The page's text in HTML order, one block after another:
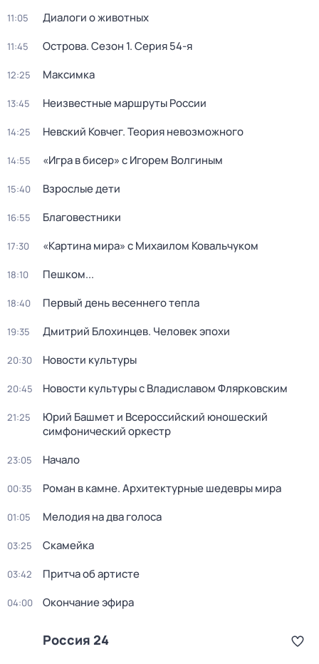
11:05 Диалоги о животных
11:45 Острова. Сезон 1. Серия 54-я
12:25 Максимка
13:45 Неизвестные маршруты России
14:25 Невский Ковчег. Теория невозможного
14:55 «Игра в бисер» с Игорем Волгиным
15:40 Взрослые дети
16:55 Благовестники
17:30 «Картина мира» с Михаилом Ковальчуком
18:10 Пешком...
18:40 Первый день весеннего тепла
19:35 Дмитрий Блохинцев. Человек эпохи
20:30 Новости культуры
20:45 Новости культуры с Владиславом Флярковским
21:25
Юрий Башмет и Всероссийский юношеский
симфонический оркестр
23:05 Начало
00:35 Роман в камне. Архитектурные шедевры мира
01:05 Мелодия на два голоса
03:25 Скамейка
03:42 Притча об артисте
04:00 Окончание эфира
Россия 24